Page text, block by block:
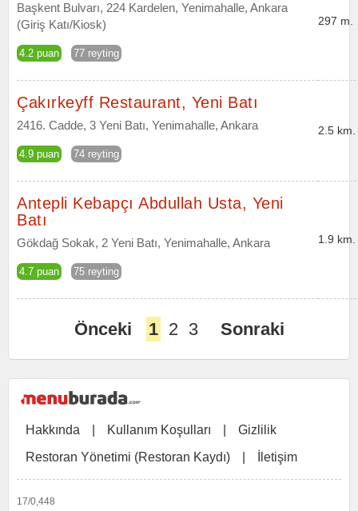
Başkent Bulvarı, 224 Kardelen, Yenimahalle, Ankara
(Giriş Katı/Kiosk)
4.2 puan 77 reyting
297 m.
Çakırkeyff Restaurant, Yeni Batı
2416. Cadde, 3 Yeni Batı, Yenimahalle, Ankara
4.9 puan 74 reyting
2.5 km.
Antepli Kebapçı Abdullah Usta, Yeni
Batı
Gökdağ Sokak, 2 Yeni Batı, Yenimahalle, Ankara
4.7 puan 75 reyting
1.9 km.
Önceki 1 2 3 Sonraki
Hakkında Kullanım Koşulları
Gizlilik
Restoran Yönetimi (Restoran Kaydı)
İletişim
17/0,448